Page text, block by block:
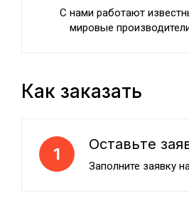
С нами работают
мировые
Как заказать
1
Оставьте
Заполните заявку